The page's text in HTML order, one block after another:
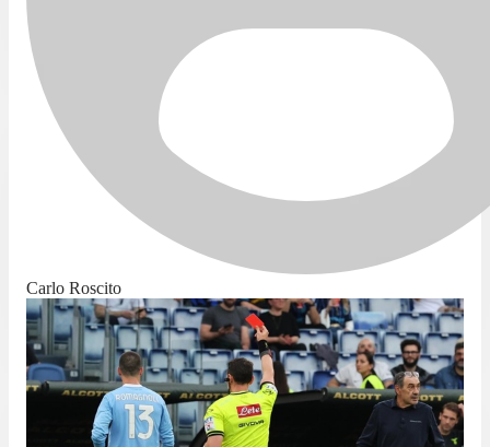
Carlo Roscito